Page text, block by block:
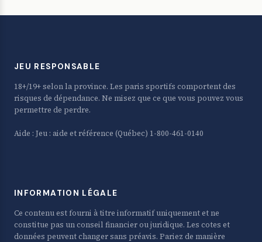
JEU RESPONSABLE
18+/19+ selon la province. Les paris sportifs comportent des
risques de dépendance. Ne misez que ce que vous pouvez vous
permettre de perdre.
Aide : Jeu : aide et référence (Québec) 1-800-461-0140
INFORMATION LÉGALE
Ce contenu est fourni à titre informatif uniquement et ne
constitue pas un conseil financier ou juridique. Les cotes et
données peuvent changer sans préavis. Pariez de manière